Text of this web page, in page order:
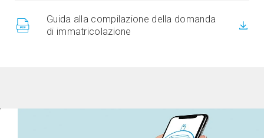
Guida alla compilazione della domanda
di immatricolazione